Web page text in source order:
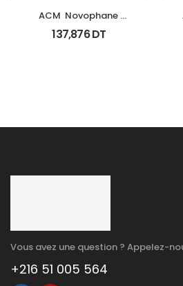
ACM  Novophane
Coffret Anti Chute
(Lotion+Shp+Cp)
137,876DT
Vous avez une question ? Appelez-
+216 51 005 564